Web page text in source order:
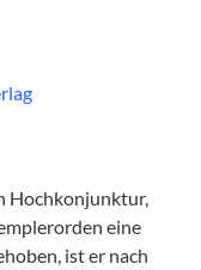
Hochkonjunktur,
eine
ist er nach